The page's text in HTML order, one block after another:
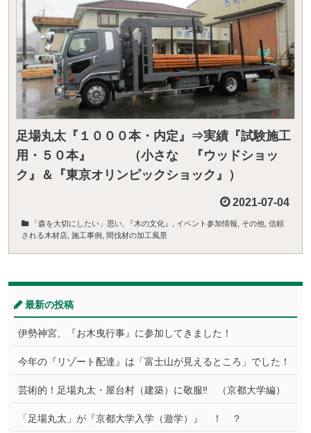
足場丸太『１０００本・内定』⇒実績『試験施工
用・５０本』 （小さな 『ウッドショッ
ク』＆『東京オリンピックショック』）
2021-07-04
「森を大切にしたい」思い 『木の文化』 イベント参加情報 その他 信頼
される木材店 施工事例 間伐材の加工風景
最新の投稿
伊勢神宮、『お木曳行事』に参加してきました！
今年の『リゾート配達』は「富士山が見えるところ」でした！
芸術的！足場丸太・屋台村（建築）に敬服‼ （京都大学編）
「足場丸太」が『京都大学入学（遊学）』 ！ ？